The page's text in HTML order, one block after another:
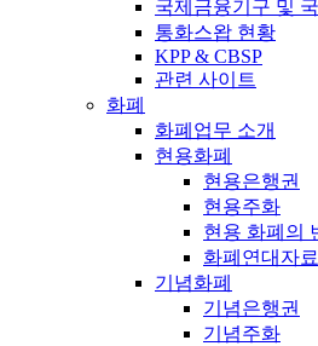
국제금융기구 및
통화스왑 현황
KPP & CBSP
관련 사이트
화폐
화폐업무 소개
현용화폐
현용은행권
현용주화
현용 화폐의
화폐연대자료
기념화폐
기념은행권
기념주화